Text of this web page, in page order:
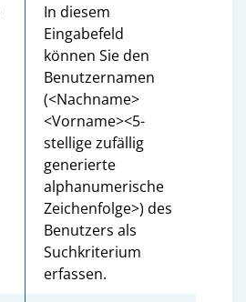
In diesem
Eingabefeld
können Sie den
Benutzernamen
(<Nachname>
<Vorname><5-
stellige zufällig
generierte
alphanumerische
Zeichenfolge>) des
Benutzers als
Suchkriterium
erfassen.